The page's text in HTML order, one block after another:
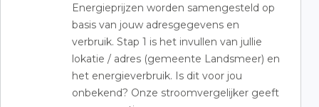
Energieprijzen worden samengesteld op
basis van jouw adresgegevens en
verbruik. Stap 1 is het invullen van jullie
lokatie / adres (gemeente Landsmeer) en
het energieverbruik. Is dit voor jou
onbekend? Onze stroomvergelijker geeft